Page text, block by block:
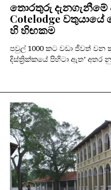
තොරතුරු දැනගැනීමේ
Cotelodge
හි හිඟකම
පවුල් 1000 කට වඩා ජීවත් වන
දිස්ත්‍රික්කයේ පිහිටා ඇත’ අතර